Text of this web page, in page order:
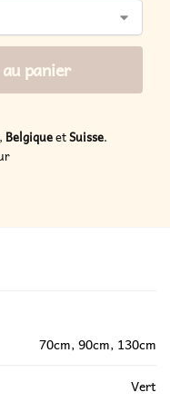
panier
, BelgiqueetSuisse.
70cm, 90cm, 130cm
Vert